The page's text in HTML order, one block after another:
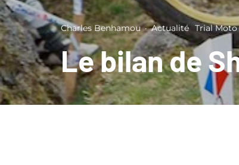
Charles Benhamou · Actualité Trial Moto
Le bilan de